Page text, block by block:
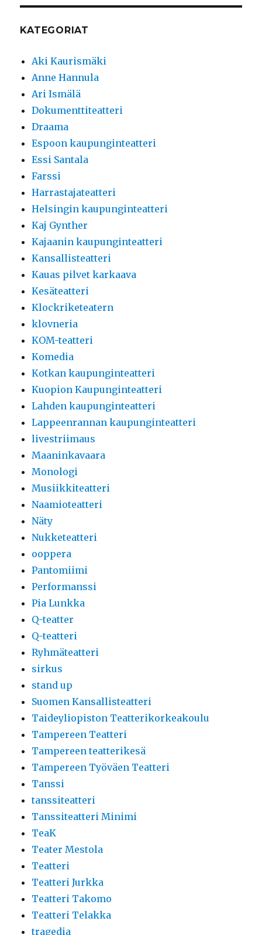
KATEGORIAT
Aki Kaurismäki
Anne Hannula
Ari Ismälä
Dokumenttiteatteri
Draama
Espoon kaupunginteatteri
Essi Santala
Farssi
Harrastajateatteri
Helsingin kaupunginteatteri
Kaj Gynther
Kajaanin kaupunginteatteri
Kansallisteatteri
Kauas pilvet karkaava
Kesäteatteri
Klockriketeatern
klovneria
KOM-teatteri
Komedia
Kotkan kaupunginteatteri
Kuopion Kaupunginteatteri
Lahden kaupunginteatteri
Lappeenrannan kaupunginteatteri
livestriimaus
Maaninkavaara
Monologi
Musiikkiteatteri
Naamioteatteri
Näty
Nukketeatteri
ooppera
Pantomiimi
Performanssi
Pia Lunkka
Q-teatter
Q-teatteri
Ryhmäteatteri
sirkus
stand up
Suomen Kansallisteatteri
Taideyliopiston Teatterikorkeakoulu
Tampereen Teatteri
Tampereen teatterikesä
Tampereen Työväen Teatteri
Tanssi
tanssiteatteri
Tanssiteatteri Minimi
TeaK
Teater Mestola
Teatteri
Teatteri Jurkka
Teatteri Takomo
Teatteri Telakka
tragedia